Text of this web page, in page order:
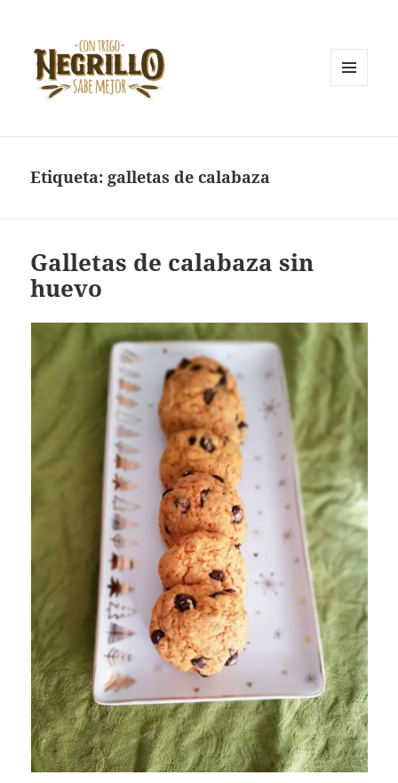
Etiqueta: galletas de calabaza
Galletas de calabaza sin
huevo